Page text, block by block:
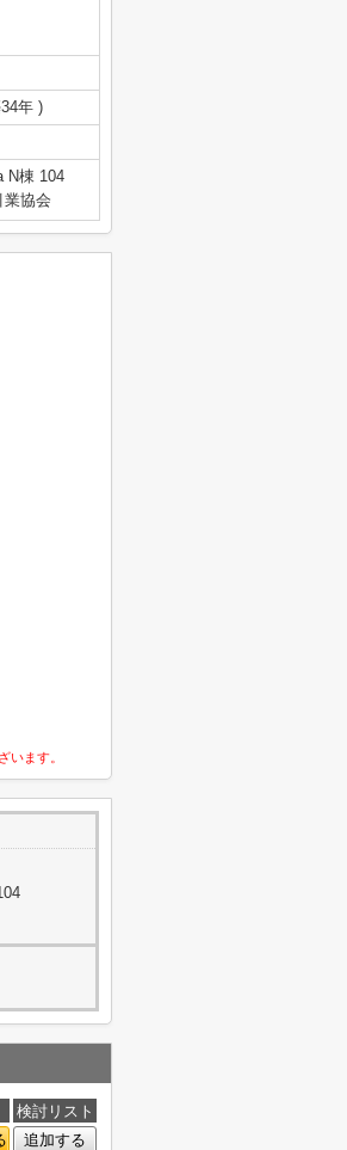
年 )
N棟 104
業協会
います。
検討リスト
追加する